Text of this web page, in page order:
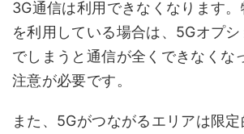
3G通信は利用できなくなります
を利用している場合は、5Gオプ
でしまうと通信が全くできなくな
注意が必要です。
また、5Gがつながるエリアは限定